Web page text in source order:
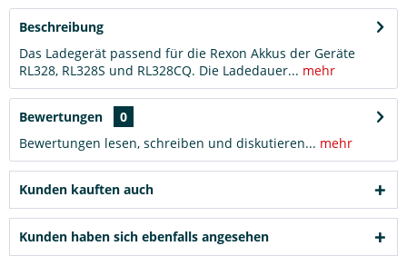
Beschreibung
Das Ladegerät passend für die Rexon Akkus der Geräte
RL328, RL328S und RL328CQ. Die Ladedauer... mehr
Bewertungen
0
Bewertungen lesen, schreiben und diskutieren... mehr
Kunden kauften auch
Kunden haben sich ebenfalls angesehen